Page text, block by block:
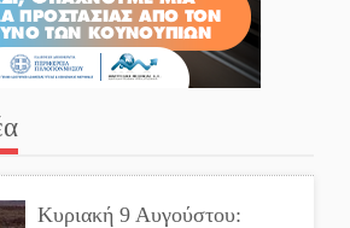
Κυριακή 9 Αυγούστου: